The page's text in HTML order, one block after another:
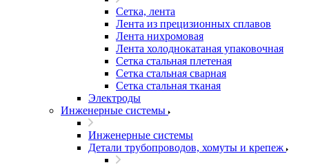
Сетка, лента
Лента из прецизионных сплавов
Лента нихромовая
Лента холоднокатаная упаковочная
Сетка стальная плетеная
Сетка стальная сварная
Сетка стальная тканая
Электроды
Инженерные системы
Инженерные системы
Детали трубопроводов, хомуты и крепеж